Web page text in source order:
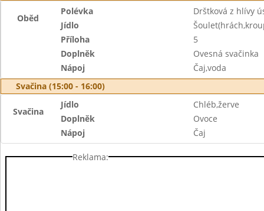
Oběd
Polévka
Drštková z hlívy
Jídlo
Příloha
5
Doplněk
Ovesná svačinka
Nápoj
Čaj,voda
Svačina (15:00 - 16:00)
Svačina
Jídlo
Chléb,žerve
Doplněk
Ovoce
Nápoj
Čaj
Reklama: